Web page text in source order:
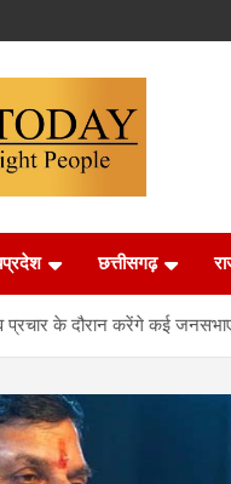
छत्तीसगढ़
प्रचार के दौरान करेंगे कई